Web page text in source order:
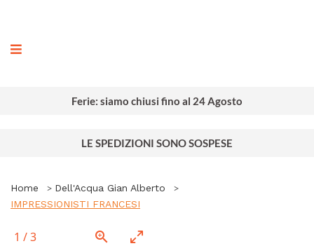
Ferie: siamo chiusi fino al 24 Agosto
LE SPEDIZIONI SONO SOSPESE
Home
Dell'Acqua Gian Alberto
IMPRESSIONISTI FRANCESI
1 /3